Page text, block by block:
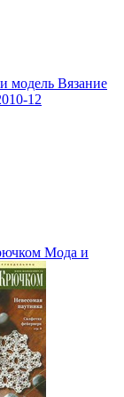
модель Вязание
12
Мода и